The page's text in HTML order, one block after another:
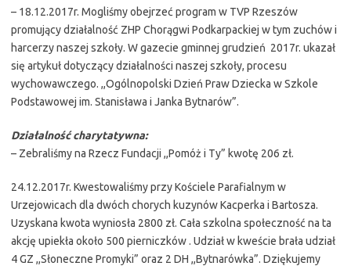
– 18.12.2017r. Mogliśmy obejrzeć program w TVP Rzeszów
promujący działalność ZHP Chorągwi Podkarpackiej w tym zuchów i
harcerzy naszej szkoły. W gazecie gminnej grudzień 2017r. ukazał
się artykuł dotyczący działalności naszej szkoły, procesu
wychowawczego. ,,Ogólnopolski Dzień Praw Dziecka w Szkole
Podstawowej im. Stanisława i Janka Bytnarów”.
Działalność charytatywna:
– Zebraliśmy na Rzecz Fundacji ,,Pomóż i Ty” kwotę 206 zł.
24.12.2017r. Kwestowaliśmy przy Kościele Parafialnym w
Urzejowicach dla dwóch chorych kuzynów Kacperka i Bartosza.
Uzyskana kwota wyniosła 2800 zł. Cała szkolna społeczność na ta
akcję upiekła około 500 pierniczków . Udział w kweście brała udział
4 GZ ,,Słoneczne Promyki” oraz 2 DH ,,Bytnarówka”. Dziękujemy